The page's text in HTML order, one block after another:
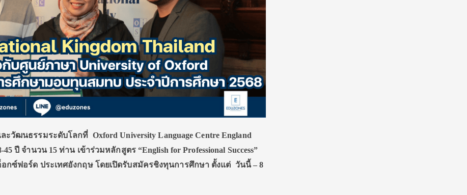
ะวัฒนธรรมระดับโลกที่ Oxford University Language Centre England
45 ปี จำนวน 15 ท่าน เข้าร่วมหลักสูตร “English for Professional Success”
ซ์ฟอร์ด ประเทศอังกฤษ โดยเปิดรับสมัครชิงทุนการศึกษา ตั้งแต่ วันนี้ – 8